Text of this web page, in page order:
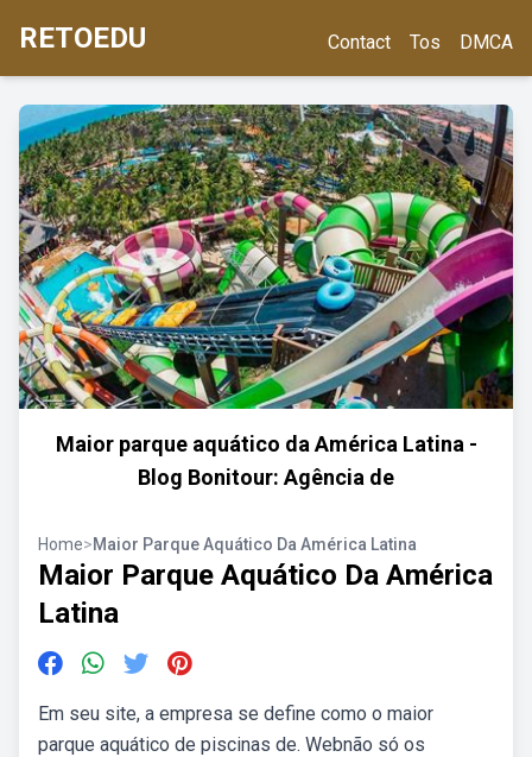
RETOEDU Contact Tos DMCA
Maior parque aquático da América Latina -
Blog Bonitour: Agência de
Home>Maior Parque Aquático Da América Latina
Maior Parque Aquático Da América
Latina
Em seu site, a empresa se define como o maior
parque aquático de piscinas de. Webnão só os